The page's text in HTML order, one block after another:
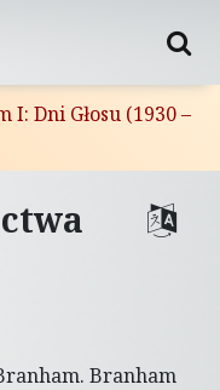
Dni Głosu (1930 –
Branham